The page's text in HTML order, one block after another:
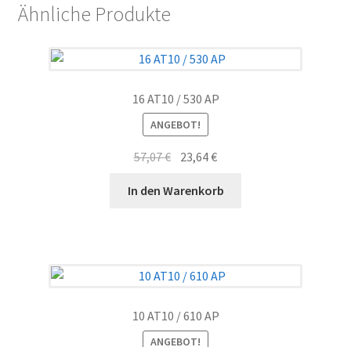
Ähnliche Produkte
16 AT10 / 530 AP
ANGEBOT!
57,07€ Ursprünglicher
war:
23,64€Aktueller
ist:
In den Warenkorb
10 AT10 / 610 AP
ANGEBOT!